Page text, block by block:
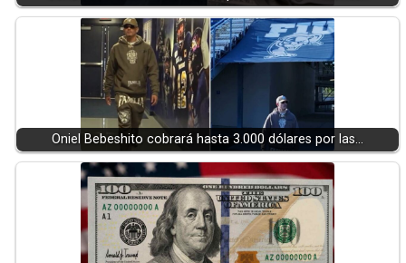
Oniel Bebeshito cobrará hasta 3.000 dólares por las…